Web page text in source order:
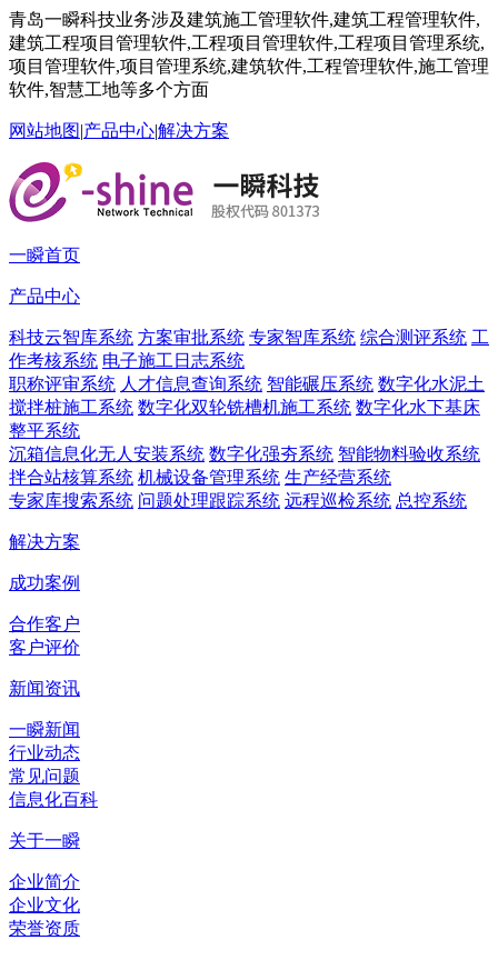
青岛一瞬科技业务涉及建筑施工管理软件,建筑工程管理软件,
建筑工程项目管理软件,工程项目管理软件,工程项目管理系统,
项目管理软件,项目管理系统,建筑软件,工程管理软件,施工管理
软件,智慧工地等多个方面
网站地图|产品中心|解决方案
一瞬首页
产品中心
科技云智库系统 方案审批系统 专家智库系统 综合测评系统 工
作考核系统 电子施工日志系统
职称评审系统 人才信息查询系统 智能碾压系统 数字化水泥土
搅拌桩施工系统 数字化双轮铣槽机施工系统 数字化水下基床
整平系统
沉箱信息化无人安装系统 数字化强夯系统 智能物料验收系统
拌合站核算系统 机械设备管理系统 生产经营系统
专家库搜索系统 问题处理跟踪系统 远程巡检系统 总控系统
解决方案
成功案例
合作客户
客户评价
新闻资讯
一瞬新闻
行业动态
常见问题
信息化百科
关于一瞬
企业简介
企业文化
荣誉资质